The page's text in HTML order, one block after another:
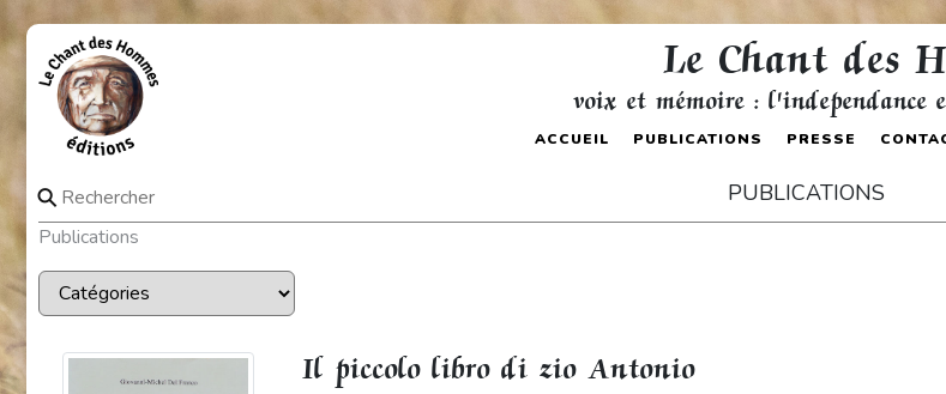
⚲
Le Chant des
voix et mémoire : l'independance
ACCUEIL PUBLICATIONS PRESSE
PUBLICATIONS
Publications
Il piccolo libro di zio Antonio